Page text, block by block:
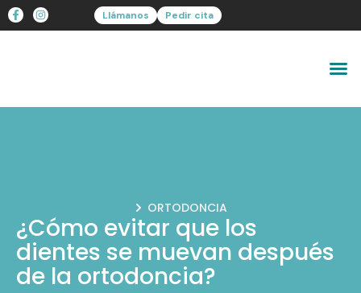
Llámanos Pedir cita
ORTODONCIA
¿Cómo evitar que los
dientes se muevan después
de la ortodoncia?